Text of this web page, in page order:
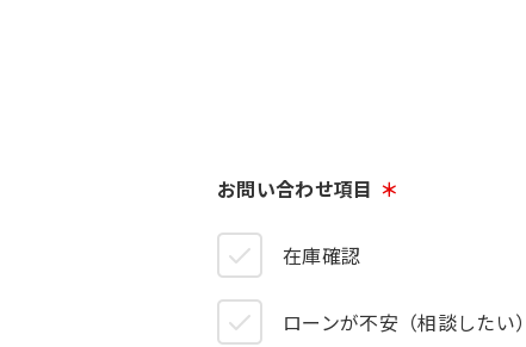
お問い合わせ項目
在庫確認
ローンが不安（相談したい）